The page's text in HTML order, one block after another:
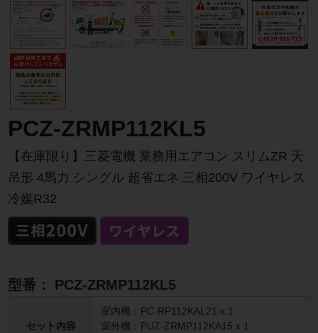
PCZ-ZRMP112KL5
【在庫限り】三菱電機 業務用エアコン スリムZR 天
吊形 4馬力 シングル 超省エネ 三相200V ワイヤレス
冷媒R32
型番： PCZ-ZRMP112KL5
セット内容
室内機：PC-RP112KAL21 x 1
室外機：PUZ-ZRMP112KA15 x 1